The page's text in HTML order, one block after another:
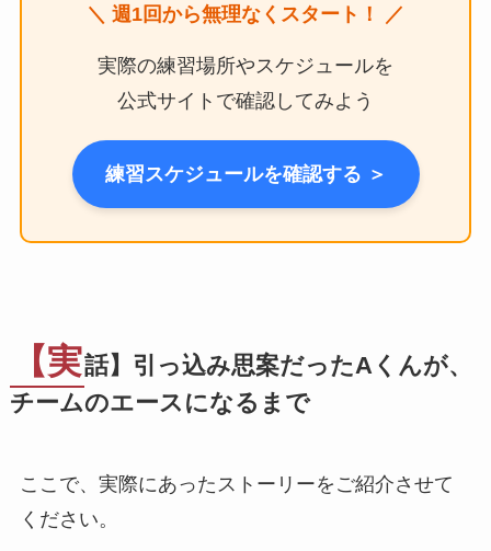
＼ 週1回から無理なくスタート！ ／
実際の練習場所やスケジュールを
公式サイトで確認してみよう
練習スケジュールを確認する ＞
【実話】引っ込み思案だったAくんが、
チームのエースになるまで
ここで、実際にあったストーリーをご紹介させて
ください。